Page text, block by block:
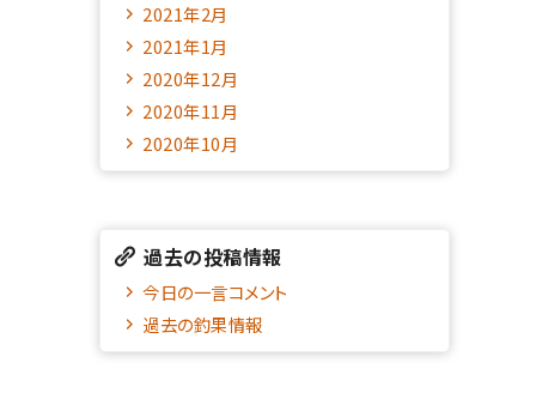
2021年2月
2021年1月
2020年12月
2020年11月
2020年10月
過去の投稿情報
今日の一言コメント
過去の釣果情報